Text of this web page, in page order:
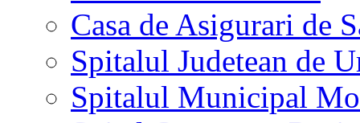
Casa de Asigurari de
Spitalul Judetean de
Spitalul Municipal